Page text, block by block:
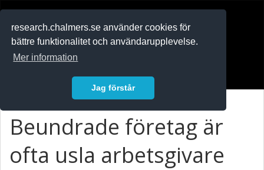
research.chalmers.se använder cookies för
bättre funktionalitet och användarupplevelse.
Mer information
Jag förstår
Beundrade företag är
ofta usla arbetsgivare